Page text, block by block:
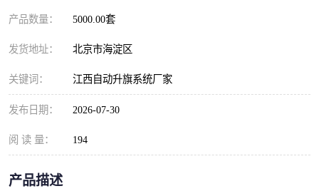
产品数量： 5000.00套
发货地址： 北京市海淀区
关键词： 江西自动升旗系统厂家
发布日期： 2026-07-30
阅 读 量： 194
产品描述